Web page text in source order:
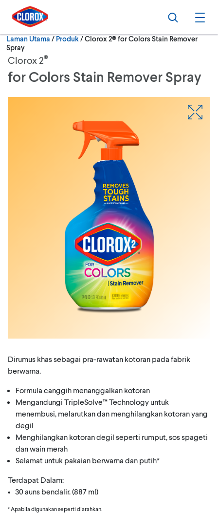
Langkau ke navigasi utama
Langkau ke kandungan
Langkau ke pengaki
Cari
Laman Utama / Produk Semasa:
Clorox 2® for Colors Stain Remover
Spray
Clorox 2®
for Colors Stain Remover Spray
Dirumus khas sebagai pra-rawatan kotoran pada fabrik
berwarna.
Formula canggih menanggalkan kotoran
Mengandungi TripleSolve™ Technology untuk
menembusi, melarutkan dan menghilangkan kotoran yang
degil
Menghilangkan kotoran degil seperti rumput, sos spageti
dan wain merah
Selamat untuk pakaian berwarna dan putih*
Terdapat Dalam:
• 30 auns bendalir. (887 ml)
* Apabila digunakan seperti diarahkan.